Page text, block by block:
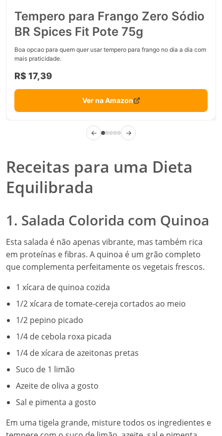
Tempero para Frango Zero Sódio
BR Spices Fit Pote 75g
Boa opcao para quem quer usar tempero para frango no dia a dia com
mais praticidade.
R$ 17,39
Ver na Amazon
← →
Receitas para uma Dieta
Equilibrada
1. Salada Colorida com Quinoa
Esta salada é não apenas vibrante, mas também rica
em proteínas e fibras. A quinoa é um grão completo
que complementa perfeitamente os vegetais frescos.
1 xícara de quinoa cozida
1/2 xícara de tomate-cereja cortados ao meio
1/2 pepino picado
1/4 de cebola roxa picada
1/4 de xícara de azeitonas pretas
Suco de 1 limão
Azeite de oliva a gosto
Sal e pimenta a gosto
Em uma tigela grande, misture todos os ingredientes e